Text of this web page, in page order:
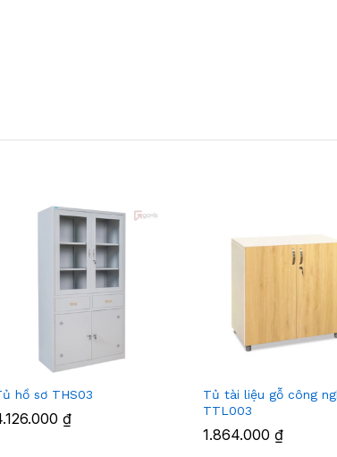
hồ sơ THS03
₫
Tủ tài liệu gỗ công
TTL003
1.864.000 ₫